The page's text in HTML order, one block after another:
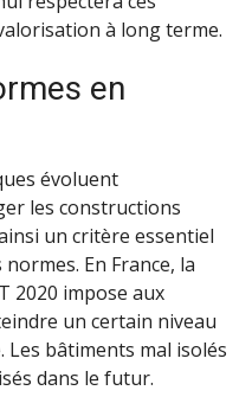
à long terme.
en
évoluent
les constructions
un critère essentiel
En France, la
2020 impose aux
un certain niveau
bâtiments mal isolés
dans le futur.